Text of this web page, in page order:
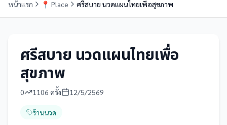
หน้าแรก 📍 Place ศรีสบาย นวดแผนไทยเพื่อสุขภาพ
ศรีสบาย นวดแผนไทยเพื่อ
สุขภาพ
0 1106 ครั้ง 12/5/2569
ร้านนวด